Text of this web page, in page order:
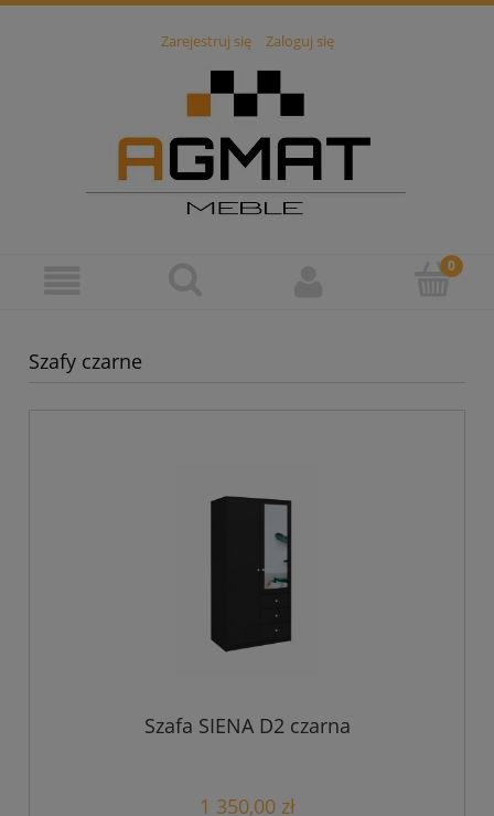
Zarejestruj się Zaloguj się
Szafy czarne
Szafa SIENA D2 czarna
1 350,00 zł